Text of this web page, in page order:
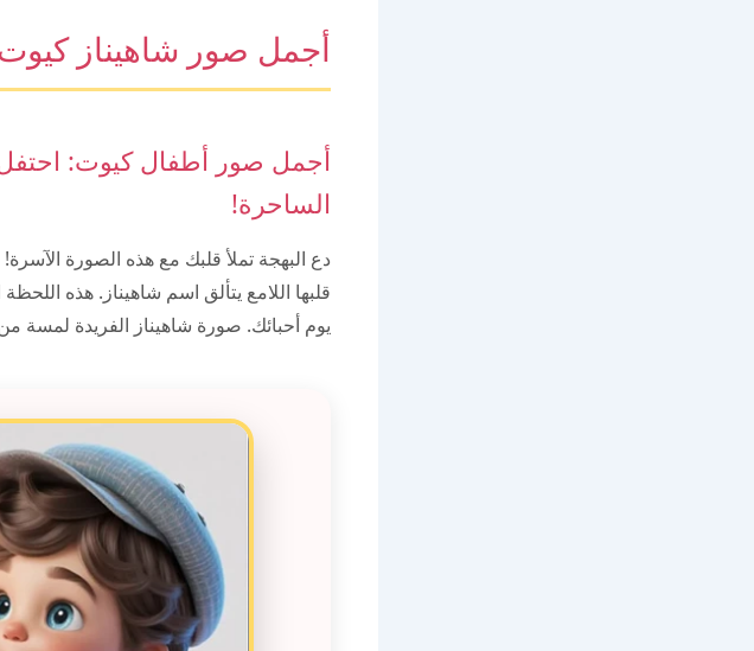
أجمل صور شاهيناز
أجمل صور أطفال كيوت: احتفل
الساحرة!
دع البهجة تملأ قلبك مع هذه الصورة
قلبها اللامع يتألق اسم شاهيناز. هذه
يوم أحبائك. صورة شاهيناز الفريدة لمسة